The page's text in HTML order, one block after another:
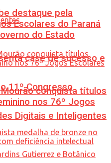
case de sucesso e
11º Congresso
Digitais e Inteligentes
destaque pela
Escolares do Paraná
do Estado
conquista títulos
nos 76º Jogos